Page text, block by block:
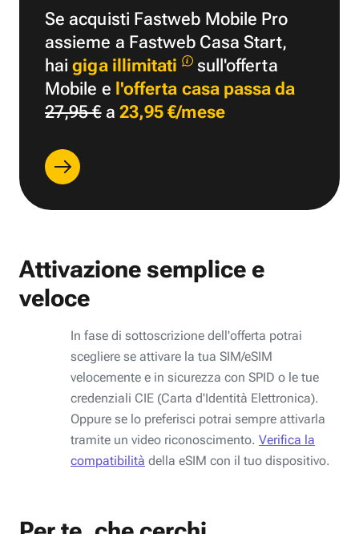
Se acquisti Fastweb Mobile Pro
assieme a Fastweb Casa Start,
haigiga illimitati
sull'offerta
Mobile e l'offerta casa passa da
27,95 €a 23,95 €/mese
Attivazione semplice e
veloce
In fase di sottoscrizione dell'offerta potrai
scegliere se attivare la tua SIM/eSIM
velocemente e in sicurezza con SPID o le tue
credenziali CIE (Carta d'Identità Elettronica).
Oppure se lo preferisci potrai sempre attivarla
tramite un video riconoscimento. Verifica la
compatibilità della eSIM con il tuo dispositivo.